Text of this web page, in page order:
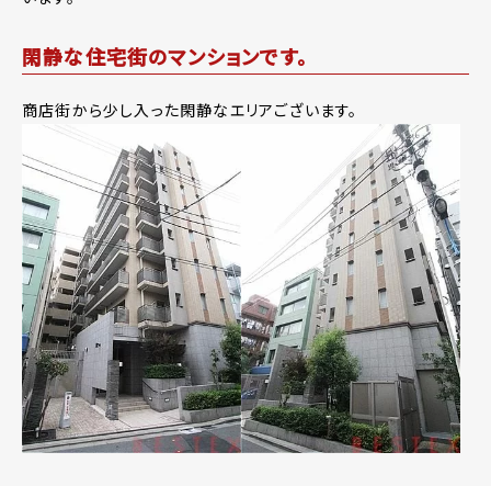
閑静な住宅街のマンションです。
商店街から少し入った閑静なエリアございます。